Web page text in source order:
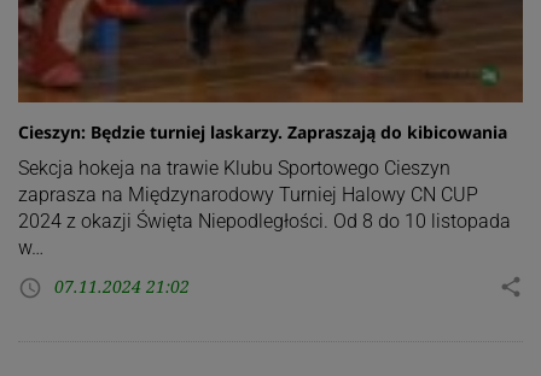
Cieszyn: Będzie turniej laskarzy. Zapraszają do kibicowania
Sekcja hokeja na trawie Klubu Sportowego Cieszyn
zaprasza na Międzynarodowy Turniej Halowy CN CUP
2024 z okazji Święta Niepodległości. Od 8 do 10 listopada
w…
access_time 07.11.2024 21:02 share